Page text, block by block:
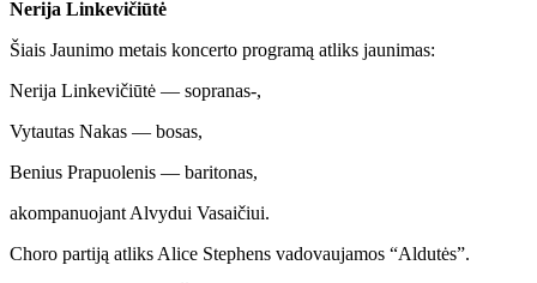
Nerija Linkevičiūtė
Šiais Jaunimo metais koncerto programą atliks jaunimas:
Nerija Linkevičiūtė — sopranas-,
Vytautas Nakas — bosas,
Benius Prapuolenis — baritonas,
akompanuojant Alvydui Vasaičiui.
Choro partiją atliks Alice Stephens vadovaujamos “Aldutės”.